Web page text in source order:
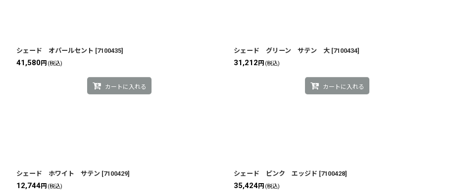
シェード オパールセント [7100435]
41,580円 (税込)
カートに入れる
シェード グリーン サテン 大 [7100434]
31,212 円 (税込)
カートに入れる
シェード ホワイト サテン [7100429]
12,744円 (税込)
シェード ピンク エッジド [7100428]
35,424円 (税込)